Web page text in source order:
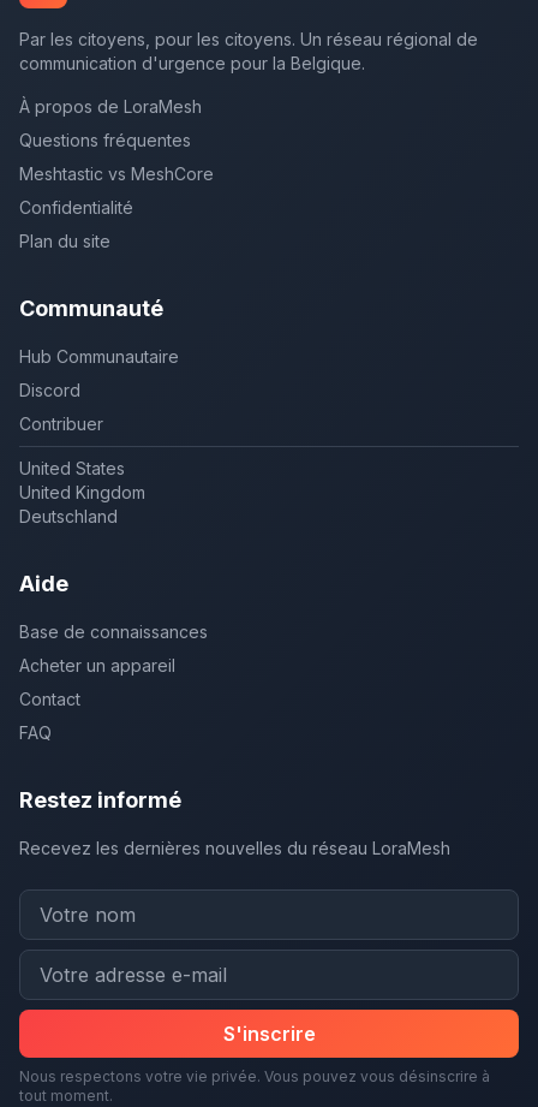
Par les citoyens, pour les citoyens. Un réseau régional de
communication d'urgence pour la Belgique.
À propos de LoraMesh
Questions fréquentes
Meshtastic vs MeshCore
Confidentialité
Plan du site
Communauté
Hub Communautaire
Discord
Contribuer
United States
United Kingdom
Deutschland
Aide
Base de connaissances
Acheter un appareil
Contact
FAQ
Restez informé
Recevez les dernières nouvelles du réseau LoraMesh
S'inscrire
Nous respectons votre vie privée. Vous pouvez vous désinscrire à
tout moment.